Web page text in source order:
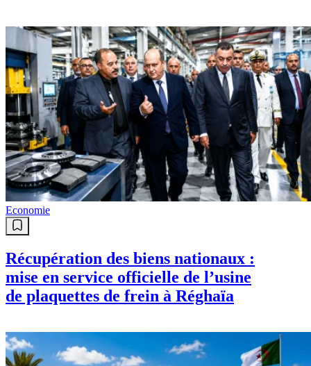
Economie
Récupération des biens nationaux :
mise en service officielle de l’usine
de plaquettes de frein à Réghaïa